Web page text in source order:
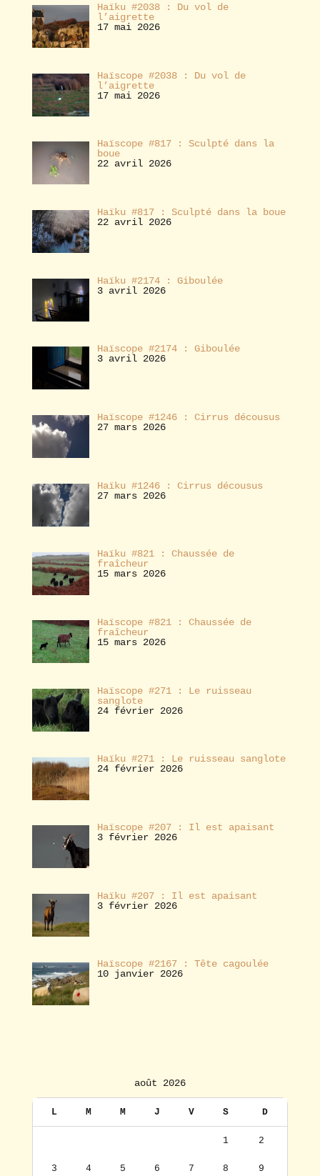
Haïku #2038 : Du vol de
l’aigrette
17 mai 2026
Haïscope #2038 : Du vol de
l’aigrette
17 mai 2026
Haïscope #817 : Sculpté dans la
boue
22 avril 2026
Haïku #817 : Sculpté dans la boue
22 avril 2026
Haïku #2174 : Giboulée
3 avril 2026
Haïscope #2174 : Giboulée
3 avril 2026
Haïscope #1246 : Cirrus décousus
27 mars 2026
Haïku #1246 : Cirrus décousus
27 mars 2026
Haïku #821 : Chaussée de
fraîcheur
15 mars 2026
Haïscope #821 : Chaussée de
fraîcheur
15 mars 2026
Haïscope #271 : Le ruisseau
sanglote
24 février 2026
Haïku #271 : Le ruisseau sanglote
24 février 2026
Haïscope #207 : Il est apaisant
3 février 2026
Haïku #207 : Il est apaisant
3 février 2026
Haïscope #2167 : Tête cagoulée
10 janvier 2026
août 2026
L M M J V S D
1 2
3 4 5 6 7 8 9